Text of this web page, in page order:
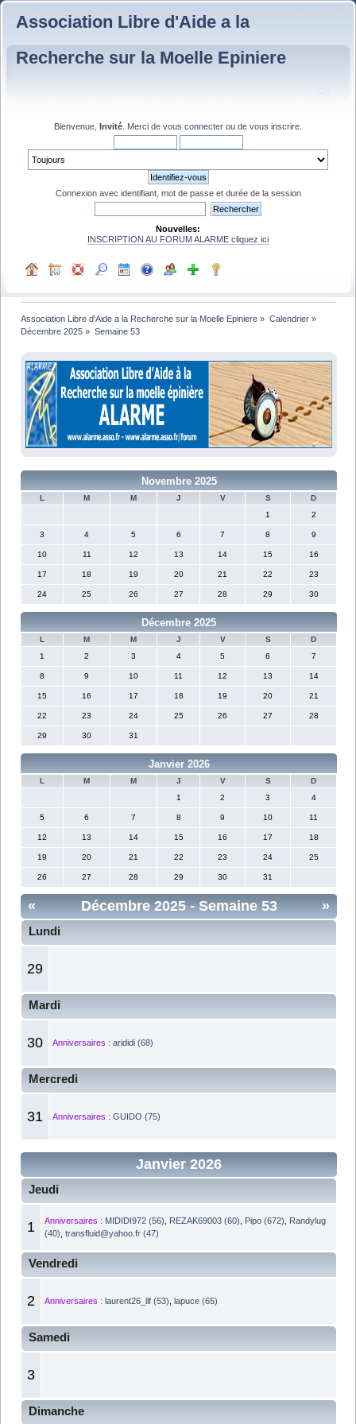
Association Libre d'Aide a la
Recherche sur la Moelle Epiniere
Bienvenue, Invité . Merci de vous connecter ou de vous inscrire
Connexion avec identifiant, mot de passe et durée de la session
Nouvelles:
INSCRIPTION AU FORUM ALARME cliquez ici
Association Libre d'Aide a la Recherche sur la Moelle Epiniere » Calendrier»
Décembre 2025 » Semaine 53
Novembre 2025
L M M J V S
D
1
2
3 4 5 6 7 8 9
10 11 12 13 14 15 16
17 18 19 20 21 22 23
24 25 26 27 28 29 30
Décembre 2025
L M M J V S
D
1
2 3 4 5 6 7
8 9 10 11 12 13 14
15 16 17 18 19 20 21
22 23 24 25 26 27 28
29 30 31
Janvier 2026
L M M J V S
D
1
2 3 4
5 6 7 8 9 10 11
12 13 14 15 16 17 18
19 20 21 22 23 24 25
26 27 28 29 30 31
« »
Décembre 2025- Semaine 53
Lundi
29
Mardi
30 Anniversaires : arididi (68)
Mercredi
31 Anniversaires : GUIDO (75)
Janvier 2026
Jeudi
1 Anniversaires : MIDIDI972 (56) REZAK69003 (60) Pipo (672)
Randylug
(40) transfluid@yahoo.fr (47)
Vendredi
2 Anniversaires : laurent26_llf (53) lapuce (65)
Samedi
3
Dimanche